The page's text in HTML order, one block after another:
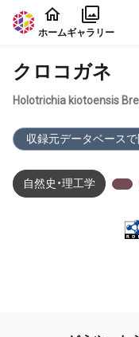
本文に飛ぶ
ホームギャラリー
クロコガネ
Holotrichia kiotoensis
収録元データベースで
自然史・理工学